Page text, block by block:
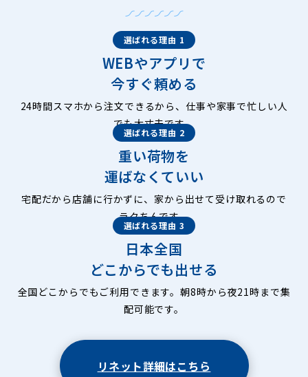
選ばれる理由 1
WEBやアプリで
今すぐ頼める
24時間スマホから注文できるから、仕事や家事で忙しい人
でも大丈夫です。
選ばれる理由 2
重い荷物を
運ばなくていい
宅配だから店舗に行かずに、家から出せて受け取れるので
ラクちんです。
選ばれる理由 3
日本全国
どこからでも出せる
全国どこからでもご利用できます。朝8時から夜21時まで集
配可能です。
リネット詳細はこちら